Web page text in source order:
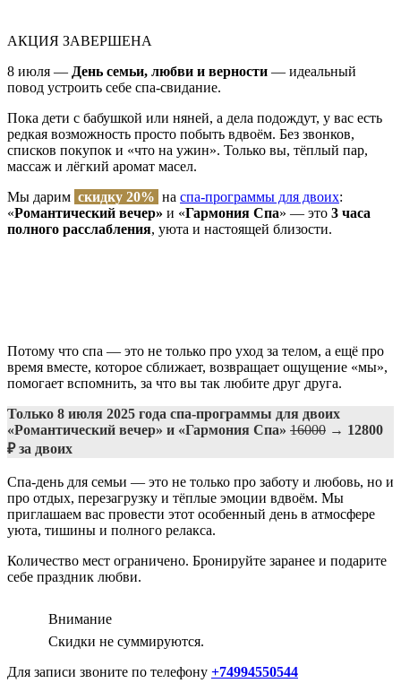
АКЦИЯ ЗАВЕРШЕНА
8 июля — День семьи, любви и верности — идеальный
повод устроить себе спа-свидание.
Пока дети с бабушкой или няней, а дела подождут, у вас есть
редкая возможность просто побыть вдвоём. Без звонков,
списков покупок и «что на ужин». Только вы, тёплый пар,
массаж и лёгкий аромат масел.
Мы дарим скидку 20% на спа-программы для двоих:
«Романтический вечер» и «Гармония Спа» — это 3 часа
полного расслабления, уюта и настоящей близости.
Потому что спа — это не только про уход за телом, а ещё про
время вместе, которое сближает, возвращает ощущение «мы»,
помогает вспомнить, за что вы так любите друг друга.
Только 8 июля 2025 года спа-программы для двоих
«Романтический вечер» и «Гармония Спа» 16000 → 12800
₽ за двоих
Спа-день для семьи — это не только про заботу и любовь, но и
про отдых, перезагрузку и тёплые эмоции вдвоём. Мы
приглашаем вас провести этот особенный день в атмосфере
уюта, тишины и полного релакса.
Количество мест ограничено. Бронируйте заранее и подарите
себе праздник любви.
Внимание
Скидки не суммируются.
Для записи звоните по телефону +74994550544